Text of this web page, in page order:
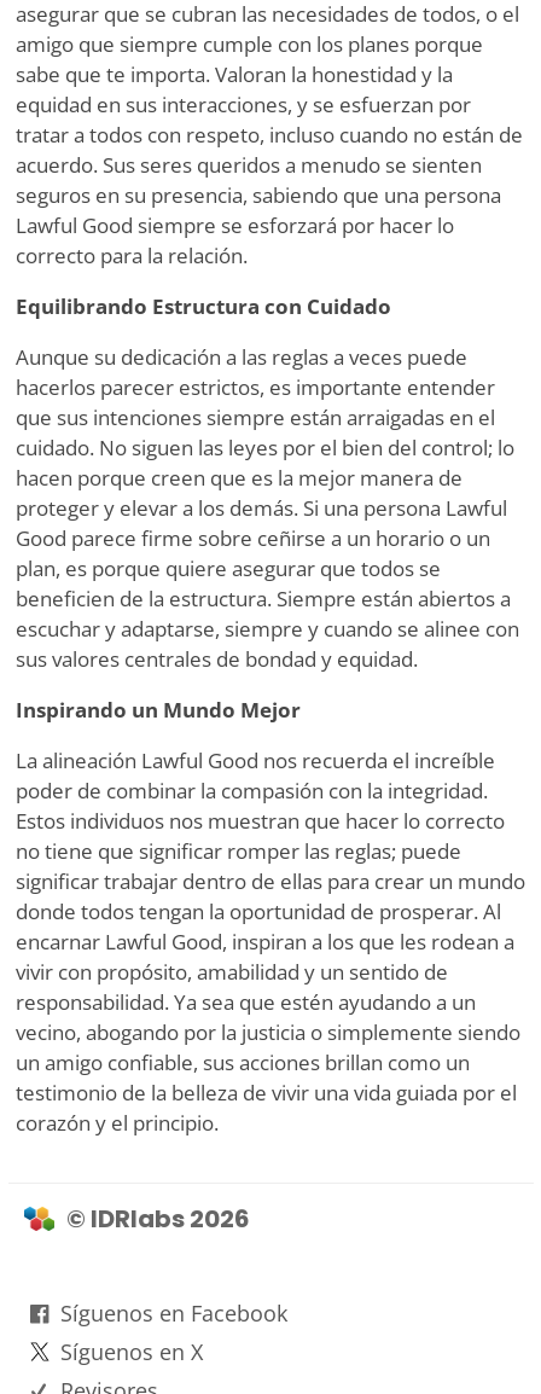
asegurar que se cubran las necesidades de todos, o el
amigo que siempre cumple con los planes porque
sabe que te importa. Valoran la honestidad y la
equidad en sus interacciones, y se esfuerzan por
tratar a todos con respeto, incluso cuando no están de
acuerdo. Sus seres queridos a menudo se sienten
seguros en su presencia, sabiendo que una persona
Lawful Good siempre se esforzará por hacer lo
correcto para la relación.
Equilibrando Estructura con Cuidado
Aunque su dedicación a las reglas a veces puede
hacerlos parecer estrictos, es importante entender
que sus intenciones siempre están arraigadas en el
cuidado. No siguen las leyes por el bien del control; lo
hacen porque creen que es la mejor manera de
proteger y elevar a los demás. Si una persona Lawful
Good parece firme sobre ceñirse a un horario o un
plan, es porque quiere asegurar que todos se
beneficien de la estructura. Siempre están abiertos a
escuchar y adaptarse, siempre y cuando se alinee con
sus valores centrales de bondad y equidad.
Inspirando un Mundo Mejor
La alineación Lawful Good nos recuerda el increíble
poder de combinar la compasión con la integridad.
Estos individuos nos muestran que hacer lo correcto
no tiene que significar romper las reglas; puede
significar trabajar dentro de ellas para crear un mundo
donde todos tengan la oportunidad de prosperar. Al
encarnar Lawful Good, inspiran a los que les rodean a
vivir con propósito, amabilidad y un sentido de
responsabilidad. Ya sea que estén ayudando a un
vecino, abogando por la justicia o simplemente siendo
un amigo confiable, sus acciones brillan como un
testimonio de la belleza de vivir una vida guiada por el
corazón y el principio.
© IDRlabs 2026
Síguenos en Facebook
Síguenos en X